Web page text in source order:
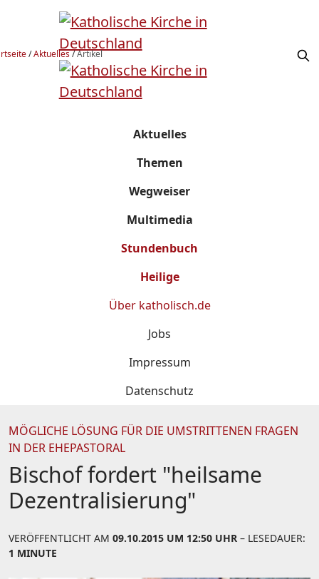
/Aktuelles/Artikel
Aktuelles
Themen
Wegweiser
Multimedia
Stundenbuch
Heilige
Über katholisch.de
Jobs
Impressum
Datenschutz
MÖGLICHE LÖSUNG FÜR DIE UMSTRITTENEN FRAGEN
IN DER EHEPASTORAL
Bischof fordert "heilsame
Dezentralisierung"
VERÖFFENTLICHT AM 09.10.2015 UM 12:50 UHR – LESEDAUER:
1 MINUTE